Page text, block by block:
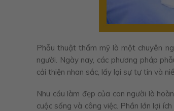
Phẫu thuật thẩm mỹ là một chuyên
người. Ngày nay, các phương pháp
cải thiện nhan sắc, lấy lại sự tự tin và
Nhu cầu làm đẹp của con người là
cuộc sống và công việc. Phần lớn lợi